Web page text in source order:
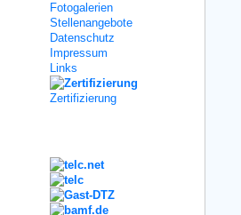
Fotogalerien
Stellenangebote
Datenschutz
Impressum
Links
Zertifizierung